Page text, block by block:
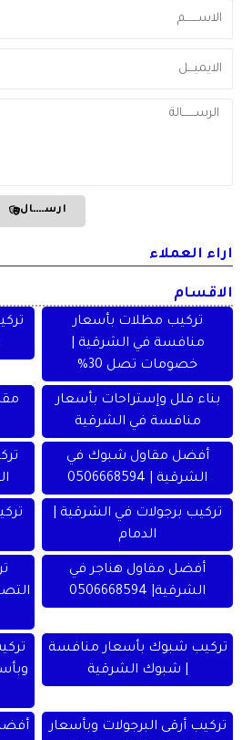
الاســـــــم
الايميـــل
Message
ارســــال
اراء العملاء
الاقسام
تركيب مظلات بأسعار
منافسة في الشرقية |
خصومات تصل 30%
بناء فلل وإستراحات بأسعار
منافسة في الشرقية
أفضل مقاول شبوك في
الشرقية | 0506668594
تركيب برجولات في الشرقية |
الدمام
أفضل مقاول هناجر في
الشرقية| 0506668594
تركيب شبوك بأسعار منافسة
| شبوك الشرقية
تركيب أرقى البرجولات وبأسعار